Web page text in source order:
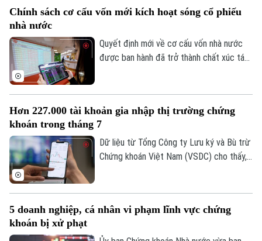
Chuyên mục
Thời sự
Chính sách cơ cấu vốn mới kích hoạt sóng cổ phiếu
nhà nước
Quyết định mới về cơ cấu vốn nhà nước
được ban hành đã trở thành chất xúc tác
đưa VN-Index đảo chiều đi lên.
Hơn 227.000 tài khoản gia nhập thị trường chứng
khoán trong tháng 7
Dữ liệu từ Tổng Công ty Lưu ký và Bù trừ
Chứng khoán Việt Nam (VSDC) cho thấy,
tháng 7, thị trường có 13,66 triệu tài
5 doanh nghiệp, cá nhân vi phạm lĩnh vực chứng
khoán bị xử phạt